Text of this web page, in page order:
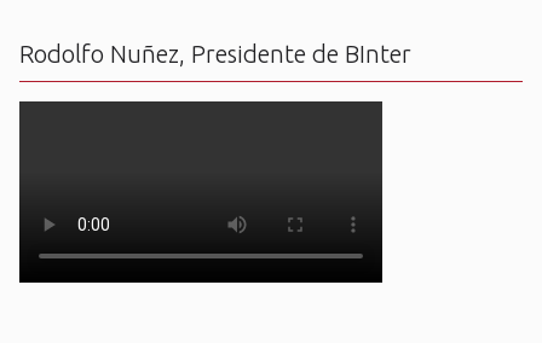
Rodolfo Nuñez, Presidente de BInter